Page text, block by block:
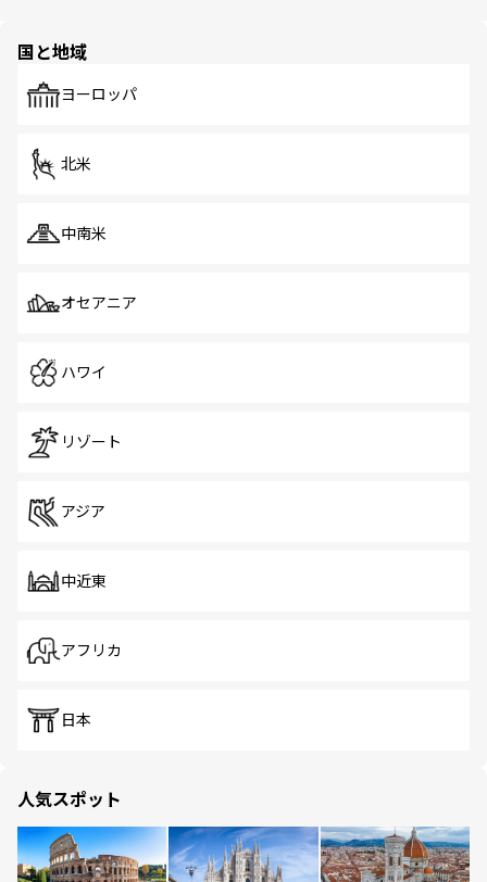
で、ホーカーズは地元の風情を楽しめる外せないスポット
国と地域
ヨーロッパ
北米
中南米
オセアニア
ハワイ
リゾート
アジア
中近東
アフリカ
日本
人気スポット